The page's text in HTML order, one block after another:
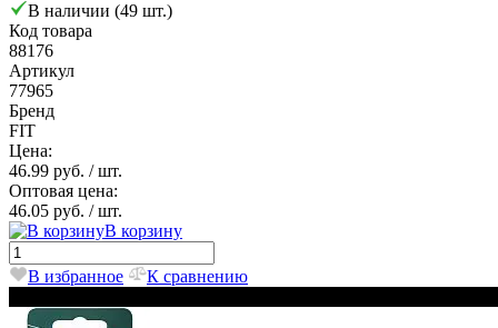
В наличии (49 шт.)
Код товара
88176
Артикул
77965
Бренд
FIT
Цена:
46.99 руб. / шт.
Оптовая цена:
46.05 руб. / шт.
В корзину
В избранное
К сравнению